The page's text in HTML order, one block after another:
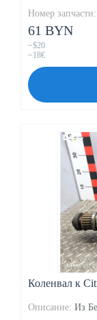
Номер запчасти:
61 BYN
~$20
~18€
Коленвал к
Описание: Из